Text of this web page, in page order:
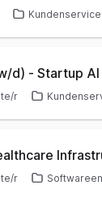
Kundenservice
d) - Startup
r
r